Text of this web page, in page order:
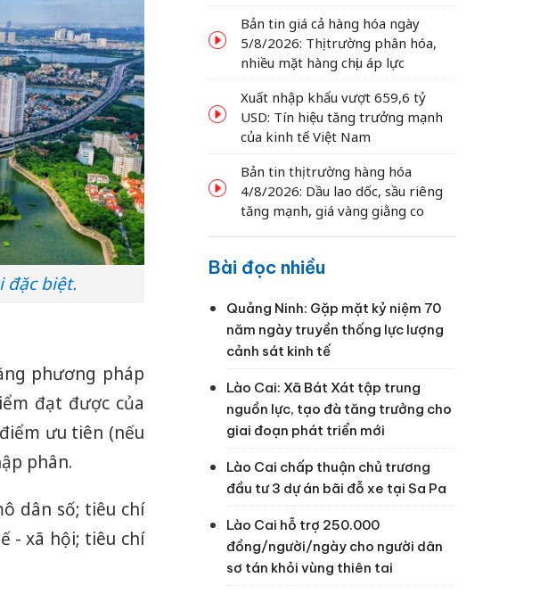
đặc biệt.
phương pháp
đạt được của
ưu tiên (nếu
phân.
dân số; tiêu chí
- xã hội; tiêu chí
Bản tin giá cả hàng hóa ngày
5/8/2026: Thị trường phân hóa,
nhiều mặt hàng chịu áp lực
Xuất nhập khẩu vượt 659,6 tỷ
USD: Tín hiệu tăng trưởng mạnh
của kinh tế Việt Nam
Bản tin thị trường hàng hóa
4/8/2026: Dầu lao dốc, sầu riêng
tăng mạnh, giá vàng giằng co
Bài đọc nhiều
Quảng Ninh: Gặp mặt kỷ niệm 70
năm ngày truyền thống lực lượng
cảnh sát kinh tế
Lào Cai: Xã Bát Xát tập trung
nguồn lực, tạo đà tăng trưởng cho
giai đoạn phát triển mới
Lào Cai chấp thuận chủ trương
đầu tư 3 dự án bãi đỗ xe tại Sa Pa
Lào Cai hỗ trợ 250.000
đồng/người/ngày cho người dân
sơ tán khỏi vùng thiên tai